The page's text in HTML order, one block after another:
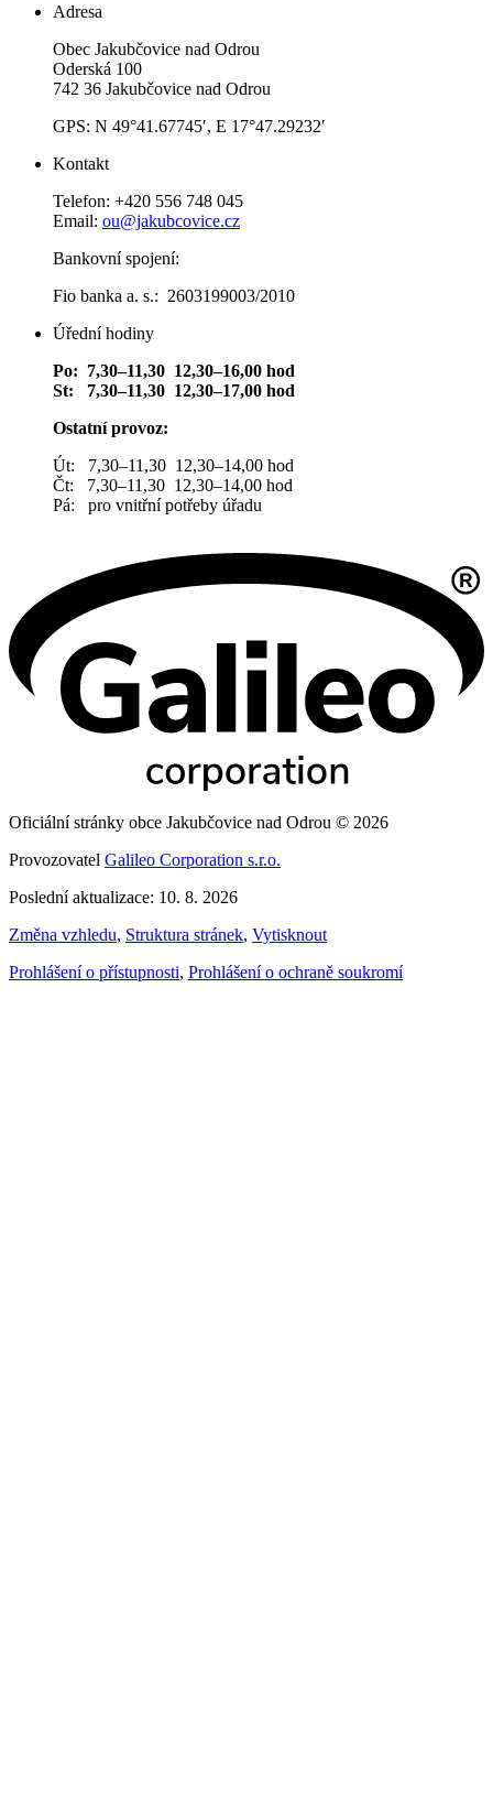
Adresa
Obec Jakubčovice nad Odrou
Oderská 100
742 36 Jakubčovice nad Odrou
GPS: N 49°41.67745′, E 17°47.29232′
Kontakt
Telefon: +420 556 748 045
Email: ou@jakubcovice.cz
Bankovní spojení:
Fio banka a. s.: 2603199003/2010
Úřední hodiny
Po: 7,30–11,30 12,30–16,00 hod
St: 7,30–11,30 12,30–17,00 hod
Ostatní provoz:
Út: 7,30–11,30 12,30–14,00 hod
Čt: 7,30–11,30 12,30–14,00 hod
Pá: pro vnitřní potřeby úřadu
Oficiální stránky obce Jakubčovice nad Odrou © 2026
Provozovatel Galileo Corporation s.r.o.
Poslední aktualizace: 10. 8. 2026
Změna vzhledu, Struktura stránek, Vytisknout
Prohlášení o přístupnosti, Prohlášení o ochraně soukromí